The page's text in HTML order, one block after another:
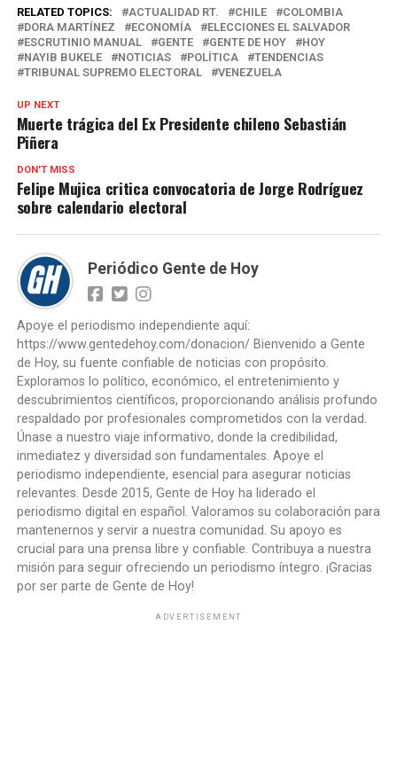
RELATED TOPICS: ACTUALIDAD RT. CHILE
COLOMBIA
DORA MARTÍNEZ
ECONOMÍA
ELECCIONES EL SALVADOR
ESCRUTINIO MANUAL
GENTE GENTE DE HOY
HOY
NAYIB BUKELE
NOTICIAS POLÍTICA
TENDENCIAS
TRIBUNAL SUPREMO ELECTORAL
VENEZUELA
UP NEXT
Muerte trágica del Ex Presidente chileno Sebastián
Piñera
DON'T MISS
Felipe Mujica critica convocatoria de Jorge Rodríguez
sobre calendario electoral
Periódico Gente de Hoy
Apoye el periodismo independiente aquí:
https://www.gentedehoy.com/donacion/ Bienvenido a Gente
de Hoy, su fuente confiable de noticias con propósito.
Exploramos lo político, económico, el entretenimiento y
descubrimientos científicos, proporcionando análisis profundo
respaldado por profesionales comprometidos con la verdad.
Únase a nuestro viaje informativo, donde la credibilidad,
inmediatez y diversidad son fundamentales. Apoye el
periodismo independiente, esencial para asegurar noticias
relevantes. Desde 2015, Gente de Hoy ha liderado el
periodismo digital en español. Valoramos su colaboración para
mantenernos y servir a nuestra comunidad. Su apoyo es
crucial para una prensa libre y confiable. Contribuya a nuestra
misión para seguir ofreciendo un periodismo íntegro. ¡Gracias
por ser parte de Gente de Hoy!
ADVERTISEMENT